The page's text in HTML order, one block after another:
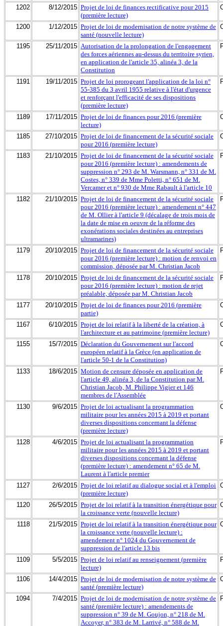
1202 8/12/2015 Projet de loi de finances rectificative pour 2015
(première lecture)
1200 1/12/2015 Projet de loi de modernisation de notre système de
santé (nouvelle lecture)
1195 25/11/2015 Autorisation de la prolongation de l'engagement
des forces aériennes au-dessus du territoire syrien,
en application de l'article 35, alinéa 3, de la
Constitution
1191 19/11/2015 Projet de loi prorogeant l'application de la loi n°
55-385 du 3 avril 1955 relative à l'état d'urgence
et renforçant l'efficacité de ses dispositions
(première lecture)
1189 17/11/2015 Projet de loi de finances pour 2016 (première
lecture)
1185 27/10/2015 Projet de loi de financement de la sécurité sociale
pour 2016 (première lecture)
1183 21/10/2015 Projet de loi de financement de la sécurité sociale
pour 2016 (première lecture) : amendements de
suppression n° 293 de M. Warsmann, n° 331 de M.
Costes, n° 339 de Mme Poletti, n° 651 de M.
Vercamer et n° 930 de Mme Rabault à l'article 10
1182 21/10/2015 Projet de loi de financement de la sécurité sociale
pour 2016 (première lecture) : amendement n° 447
de M. Ollier à l'article 9 (décalage de trois mois de
la date de mise en oeuvre de la réforme des
exonérations sociales destinées au entreprises
ultramarines)
1179 20/10/2015 Projet de loi de financement de la sécurité sociale
pour 2016 (première lecture) : motion de renvoi en
commission, déposée par M. Christian Jacob
1178 20/10/2015 Projet de loi de financement de la sécurité sociale
pour 2016 (première lecture) : motion de rejet
préalable, déposée par M. Christian Jacob
1177 20/10/2015 Projet de loi de finances pour 2016 (première
partie)
1167 6/10/2015 Projet de loi relatif à la liberté de la création, à
l'architecture et au patrimoine (première lecture)
1155 15/7/2015 Déclaration du Gouvernement sur l'accord
européen relatif à la Grèce (en application de
l'article 50-1 de la Constitution)
1133 18/6/2015 Motion de censure déposée en application de
l'article 49, alinéa 3, de la Constitution par M.
Christian Jacob, M. Philippe Vigier et 146
membres de l'Assemblée
1130 9/6/2015 Projet de loi actualisant la programmation
militaire pour les années 2015 à 2019 et portant
diverses dispositions concernant la défense
(première lecture)
1128 4/6/2015 Projet de loi actualisant la programmation
militaire pour les années 2015 à 2019 et portant
diverses dispositions concernant la défense
(première lecture) : amendement n° 65 de M.
Laurent à l'article premier
1127 2/6/2015 Projet de loi relatif au dialogue social et à l'emploi
(première lecture)
1120 26/5/2015 Projet de loi relatif à la transition énergétique pour
la croissance verte (nouvelle lecture)
1118 21/5/2015 Projet de loi relatif à la transition énergétique pour
la croissance verte (nouvelle lecture) :
amendement n° 1024 du Gouvernement de
suppression de l'article 13 bis
1109 5/5/2015 Projet de loi relatif au renseignement (première
lecture)
1106 14/4/2015 Projet de loi de modernisation de notre système de
santé (première lecture)
1094 7/4/2015 Projet de loi de modernisation de notre système de
santé (première lecture) : amendements de
suppression n° 39 de M. Goujon, n° 218 de M.
Accoyer, n° 383 de M. Larrivé, n° 588 de M.